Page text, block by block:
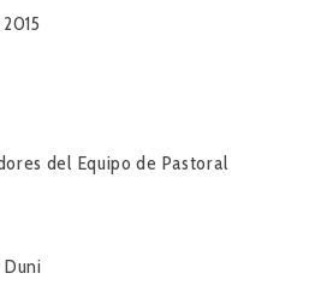
del Equipo de Pastoral
Duni